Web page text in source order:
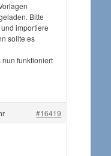
Bitte
importiere
sollte es
nun funktioniert
#16419